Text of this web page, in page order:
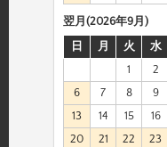
翌月(2026年9月)
日
月 火 水
1
2
6
7 8 9
13
14 15 16
20
21 22 23